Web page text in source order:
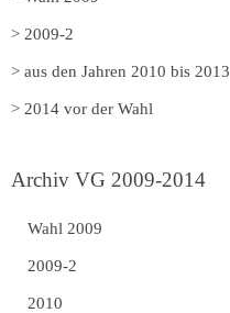
> 2009-2
> aus den Jahren 2010 bis 2013
> 2014 vor der Wahl
Archiv VG 2009-2014
Wahl 2009
2009-2
2010